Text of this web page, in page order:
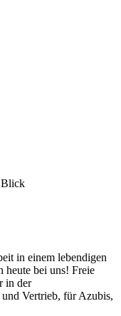
in einem lebendigen
heute bei uns! Freie
in der
Vertrieb, für Azubis,